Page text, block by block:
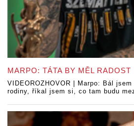
MARPO: TÁTA BY MĚL RADOST
VIDEOROZHOVOR | Marpo: Bál
rodiny, říkal jsem si, co tam budu